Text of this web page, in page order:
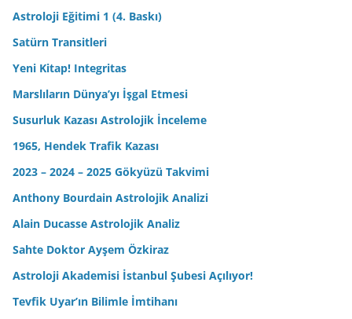
Astroloji Eğitimi 1 (4. Baskı)
Satürn Transitleri
Yeni Kitap! Integritas
Marslıların Dünya’yı İşgal Etmesi
Susurluk Kazası Astrolojik İnceleme
1965, Hendek Trafik Kazası
2023 – 2024 – 2025 Gökyüzü Takvimi
Anthony Bourdain Astrolojik Analizi
Alain Ducasse Astrolojik Analiz
Sahte Doktor Ayşem Özkiraz
Astroloji Akademisi İstanbul Şubesi Açılıyor!
Tevfik Uyar’ın Bilimle İmtihanı